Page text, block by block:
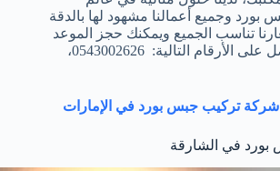
بورد وجميع أعمالنا مشهود لها بالدقة
تناسب الجميع ويمكنك حجز الموعد
المناسب بالتواصل على الأرقام التالية: 0543002626،
شركة تركيب جبس بورد في الإمارات
في الشارقة